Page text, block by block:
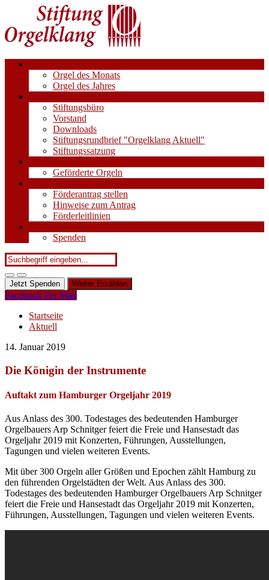
Orgel des Monats
Orgel des Jahres
Stiftungsbüro
Vorstand
Downloads
Stiftungsrundbrief "Orgelklang Aktuell"
Stiftungssatzung
Geförderte Orgeln
Förderantrag stellen
Hinweise zum Antrag
Förderleitlinien
Spenden
Jetzt Spenden Weiter Erzählen
Facebook Per Mail
Startseite
Aktuell
14. Januar 2019
Die Königin der Instrumente
Auftakt zum Hamburger Orgeljahr 2019
Aus Anlass des 300. Todestages des bedeutenden Hamburger
Orgelbauers Arp Schnitger feiert die Freie und Hansestadt das
Orgeljahr 2019 mit Konzerten, Führungen, Ausstellungen,
Tagungen und vielen weiteren Events.
Mit über 300 Orgeln aller Größen und Epochen zählt Hamburg zu
den führenden Orgelstädten der Welt. Aus Anlass des 300.
Todestages des bedeutenden Hamburger Orgelbauers Arp Schnitger
feiert die Freie und Hansestadt das Orgeljahr 2019 mit Konzerten,
Führungen, Ausstellungen, Tagungen und vielen weiteren Events.